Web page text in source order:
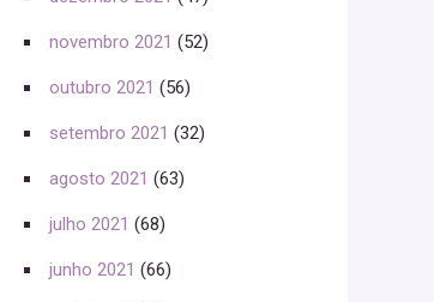
novembro 2021 (52)
outubro 2021 (56)
setembro 2021 (32)
agosto 2021 (63)
julho 2021 (68)
junho 2021 (66)